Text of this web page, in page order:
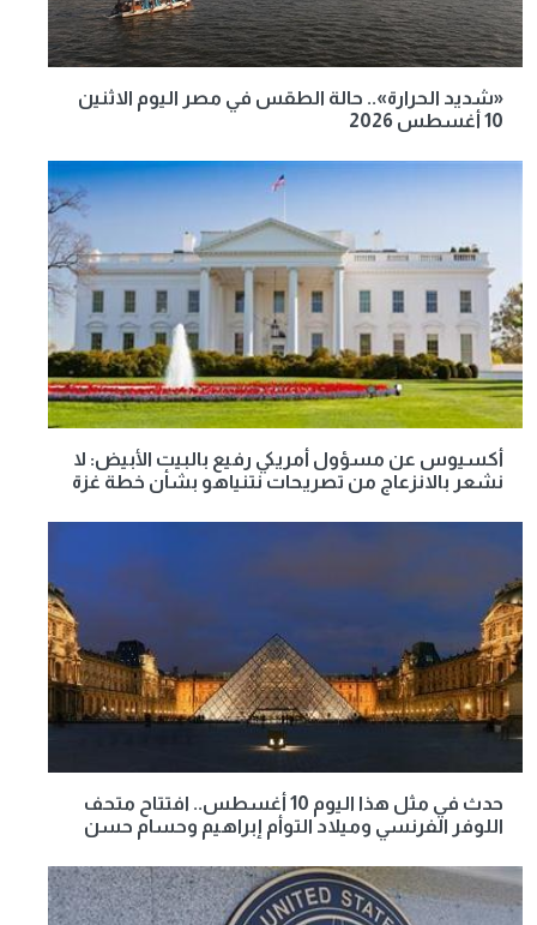
«شديد الحرارة».. حالة الطقس في مصر اليوم الاثنين
10 أغسطس 2026
أكسيوس عن مسؤول أمريكي رفيع بالبيت الأبيض: لا
نشعر بالانزعاج من تصريحات نتنياهو بشأن خطة غزة
حدث في مثل هذا اليوم 10 أغسطس.. افتتاح متحف
اللوفر الفرنسي وميلاد التوأم إبراهيم وحسام حسن